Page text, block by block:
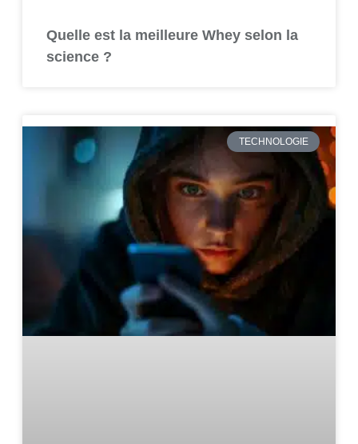
Quelle est la meilleure Whey selon la
science ?
TECHNOLOGIE